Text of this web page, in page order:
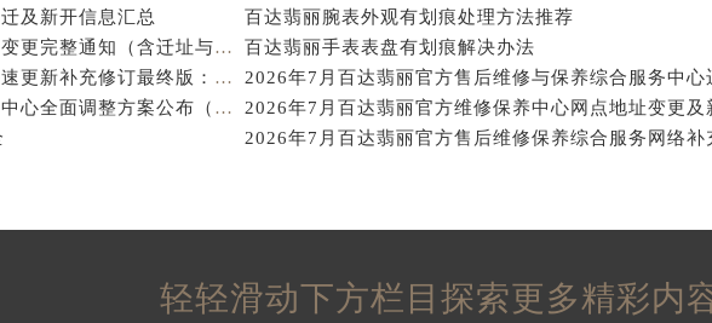
中街路137号亨得利名表维修授权店1楼百达翡丽售后服务中心（需提前预约）
中街路83号亨得利名表维修授权店1楼百达翡丽售后服务中心（需提前预约）
外大街甲6号华熙国际中心D座11层1102室百达翡丽售后服务中心（北京总部）
安街1号王府井东方广场W3座6层602室百达翡丽售后服务中心（需提前预约）
区朝阳北大街北国先天下百达翡丽售后服务中心（需提前预约）
市红山区哈达街百达翡丽售后服务中心（需提前预约）
及新开信息汇总
百达翡丽腕表外观有划痕处理方法推荐
2026年8月百达翡丽官方售后站点变更完整通知（含迁址与新建）
百达翡丽手表表盘有划痕解决办法
2026年7月百达翡丽官方售后点快速更新补充修订最终版：迁址+增设
2026年7月百达翡丽官方保养维修中心全面调整方案公布（迁址新增网点）
轻轻滑动下方栏目探索更多精彩内